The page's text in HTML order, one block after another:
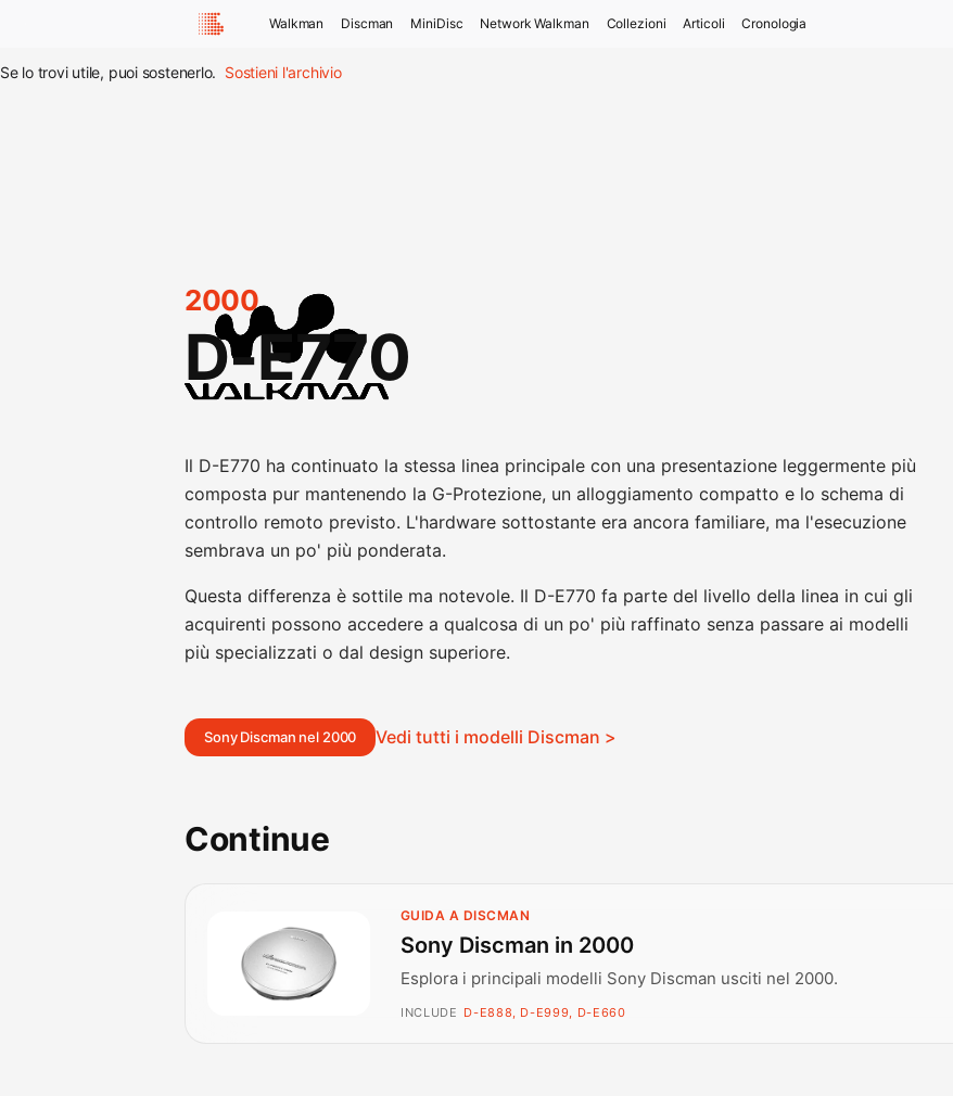
Walkman Discman MiniDisc Network Walkman Collezioni Articoli Cronologia
Se lo trovi utile, puoi sostenerlo. Sostieni l'archivio
2000
D-E770
Il D-E770 ha continuato la stessa linea principale con una presentazione leggermente più
composta pur mantenendo la G-Protezione, un alloggiamento compatto e lo schema di
controllo remoto previsto. L'hardware sottostante era ancora familiare, ma l'esecuzione
sembrava un po' più ponderata.
Questa differenza è sottile ma notevole. Il D-E770 fa parte del livello della linea in cui gli
acquirenti possono accedere a qualcosa di un po' più raffinato senza passare ai modelli
più specializzati o dal design superiore.
Sony Discman nel 2000 Vedi tutti i modelli Discman >
Continue
GUIDA A DISCMAN
Sony Discman in 2000
Esplora i principali modelli Sony Discman usciti nel 2000.
INCLUDE D-E888, D-E999, D-E660